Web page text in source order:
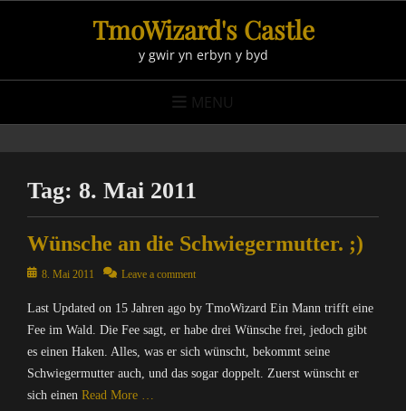
TmoWizard's Castle
y gwir yn erbyn y byd
MENU
Tag: 8. Mai 2011
Wünsche an die Schwiegermutter. ;)
Posted8. Mai 2011 Leave a comment
Last Updated on 15 Jahren ago by TmoWizard Ein Mann trifft eine
Fee im Wald. Die Fee sagt, er habe drei Wünsche frei, jedoch gibt
es einen Haken. Alles, was er sich wünscht, bekommt seine
Schwiegermutter auch, und das sogar doppelt. Zuerst wünscht er
sich einen Read More …